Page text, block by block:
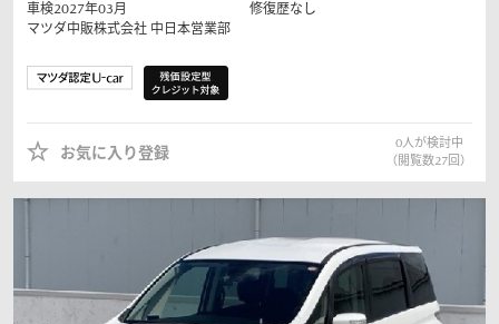
車検2027年03月
修復歴なし
マツダ中販株式会社 中日本営業部
お気に入り登録
0人が検討中
（閲覧数27回）